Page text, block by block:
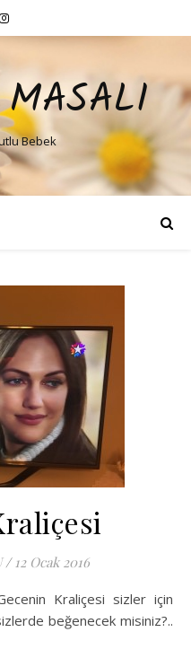
Bebek
/ 12 Ocak 2016
beğenecek misiniz?..